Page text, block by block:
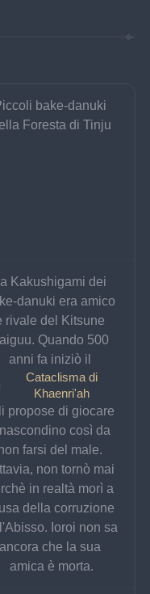
bake-danuki
Foresta di Tinju
Kakushigami dei
danuki era amico
rivale del Kitsune
Quando 500
anni fa iniziò il
Cataclisma di
Khaenri'ah
propose di giocare
così da
farsi del male.
non tornò mai
in realtà morì a
della corruzione
Ioroi non sa
ancora che la sua
amica è morta.